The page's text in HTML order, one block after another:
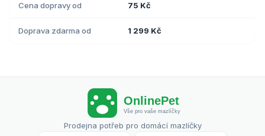
Cena dopravy od 75 Kč
Doprava zdarma od 1 299 Kč
Prodejna potřeb pro domácí mazlíčky